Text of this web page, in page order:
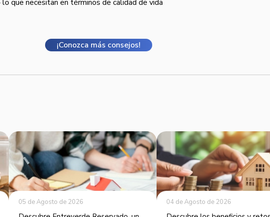
que necesitan en términos de calidad de vida
¡Conozca más consejos!
05 de Agosto de 2026 04 de Agosto de 2026